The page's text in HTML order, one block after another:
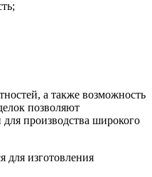
, а также возможность
позволяют
для производства широкого
для изготовления